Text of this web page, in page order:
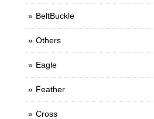
BeltBuckle
Others
Eagle
Feather
Cross